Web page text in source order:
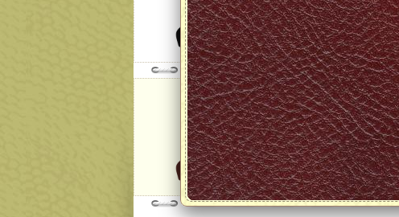
далее
Модель:
Nappa Le Mans
col.Light Brown
далее